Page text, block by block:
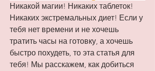
Никакой магии! Никаких таблеток!
Никаких экстремальных диет! Если у
тебя нет времени и не хочешь
тратить часы на готовку, а хочешь
быстро похудеть, то эта статья для
тебя! Мы расскажем, как добиться